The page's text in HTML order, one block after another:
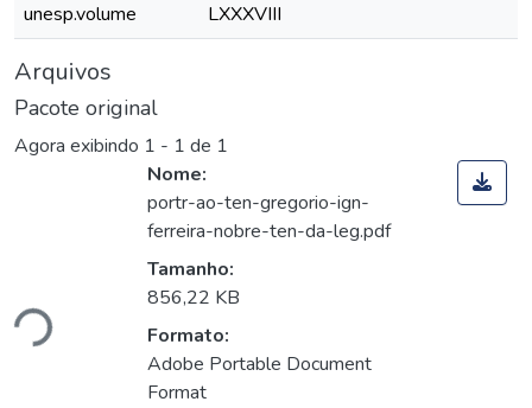
unesp.volume
LXXXVIII
Arquivos
Pacote original
Agora exibindo 1 - 1 de 1
Nome:
portr-ao-ten-gregorio-ign-
ferreira-nobre-ten-da-leg.pdf
Tamanho:
856,22 KB
Formato:
Adobe Portable Document
Format